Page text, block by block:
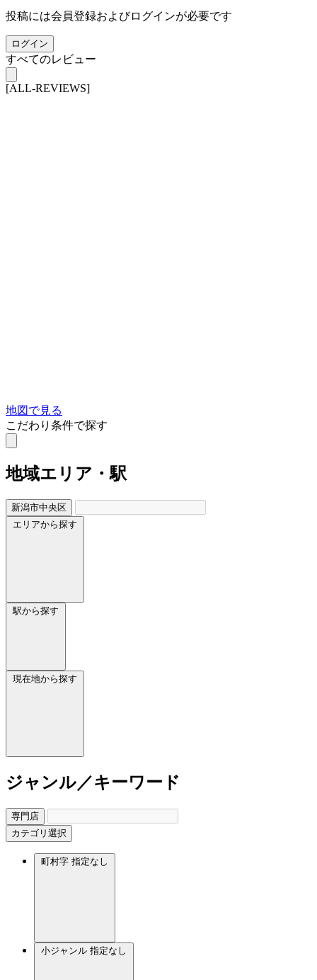
投稿には会員登録およびログインが必要です
ログイン
すべてのレビュー
[ALL-REVIEWS]
地図で見る
こだわり条件で探す
地域エリア・駅
新潟市中央区
エリアから探す
駅から探す
現在地から探す
ジャンル／キーワード
専門店
カテゴリ選択
町村字 指定なし
小ジャンル 指定なし